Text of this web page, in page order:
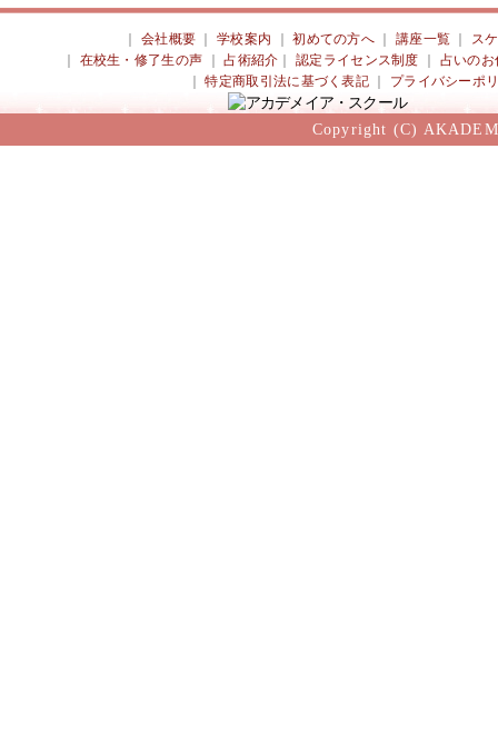
会社概要 ｜学校案内 ｜初めての方へ 講座一覧
ス
在校生・修了生の声 ｜占術紹介 ｜認定ライセンス制度
占いのお
｜特定商取引法に基づく表記 プライバシーポ
Copyright (C)